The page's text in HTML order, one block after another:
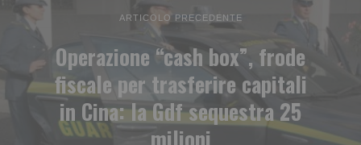
ARTICOLO PRECEDENTE
Operazione “cash box”, frode
fiscale per trasferire capitali
in Cina: la Gdf sequestra 25
milioni